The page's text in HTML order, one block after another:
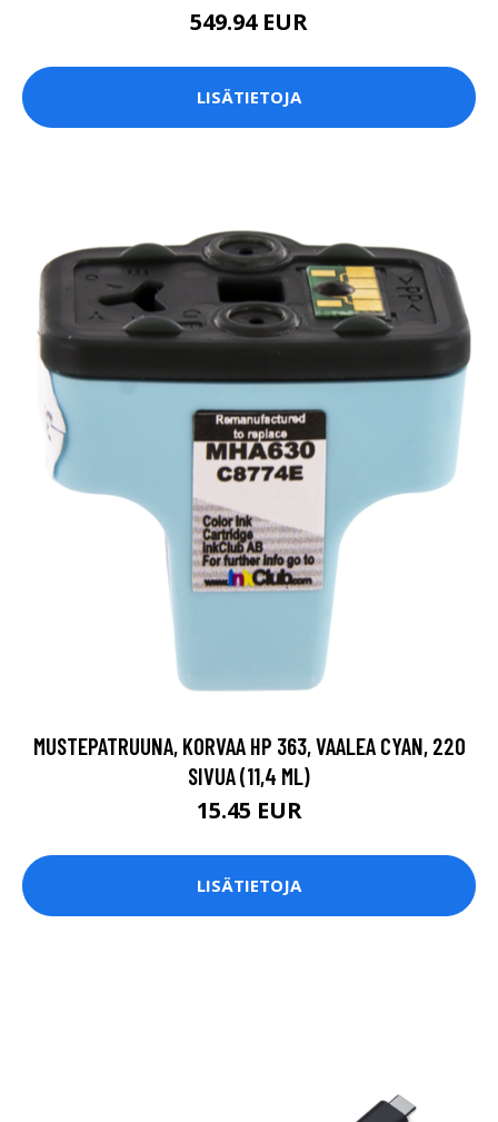
549.94 EUR
LISÄTIETOJA
MUSTEPATRUUNA, KORVAA HP 363, VAALEA CYAN, 220
SIVUA (11,4 ML)
15.45 EUR
LISÄTIETOJA